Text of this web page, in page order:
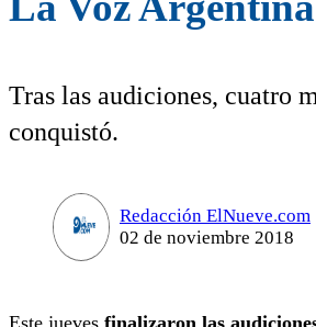
Tras las audiciones, cuatro
conquistó.
Redacción ElNueve.com
02 de noviembre 2018